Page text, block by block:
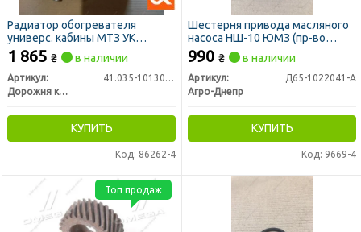
Радиатор обогревателя
универс. кабины МТЗ УК
(патрубки в разные стороны)
(алюминий) (ДК)
1 865 ₴ в наличии
Артикул:
41.035-1013010-А
Дорожня карта
КУПИТЬ
Код: 86262-4
Шестерня привода масляного
насоса НШ-10 ЮМЗ (пр-во
Украина)
990 ₴ в наличии
Артикул:
Д65-1022041-А
Агро-Днепр
КУПИТЬ
Код: 9669-4
Топ продаж